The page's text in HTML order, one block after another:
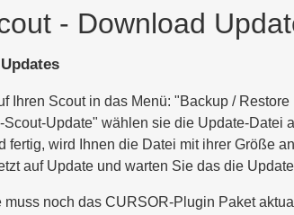
- Download
Ihren Scout in das Menü: "Backup / Restore
Scout-Update" wählen sie die Update-Datei
fertig, wird Ihnen die Datei mit ihrer Größe
auf Update und warten Sie das die
muss noch das CURSOR-Plugin Paket